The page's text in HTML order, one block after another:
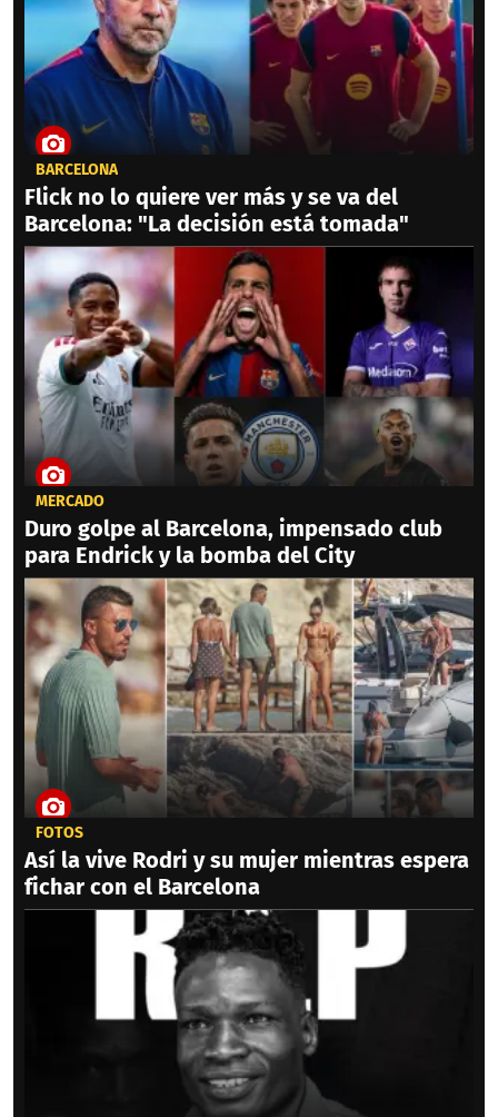
BARCELONA
Flick no lo quiere ver más y se va del
Barcelona: "La decisión está tomada"
MERCADO
Duro golpe al Barcelona, impensado club
para Endrick y la bomba del City
FOTOS
Así la vive Rodri y su mujer mientras espera
fichar con el Barcelona